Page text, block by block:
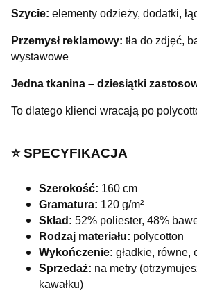
Szycie: elementy odzieży, dodatki,
Przemysł reklamowy: tła do zdjęć,
wystawowe
Jedna tkanina – dziesiątki
To dlatego klienci wracają po
⭐️ SPECYFIKACJA
Szerokość: 160 cm
Gramatura: 120 g/m²
Skład: 52% poliester, 48%
Rodzaj materiału: polycotton
Wykończenie: gładkie, równe,
Sprzedaż: na metry
kawałku)